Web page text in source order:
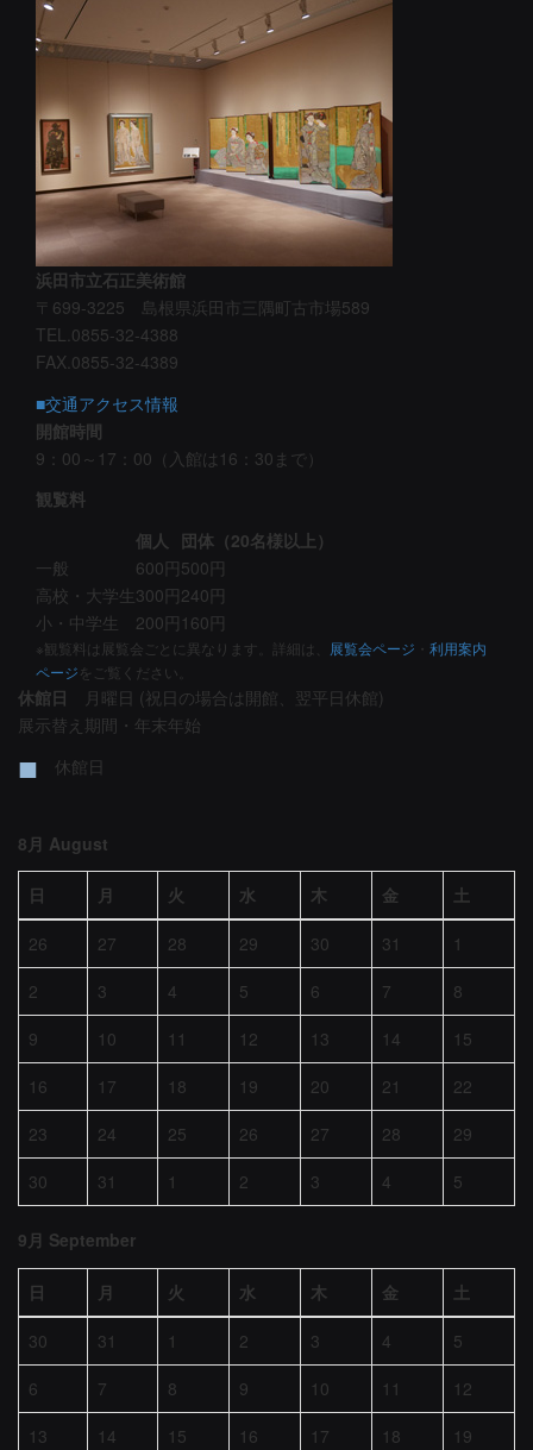
浜田市立石正美術館
〒699-3225 島根県浜田市三隅町古市場589
TEL.0855-32-4388
FAX.0855-32-4389
■交通アクセス情報
開館時間
9：00～17：00（入館は16：30まで）
観覧料
個人
団体（20名様以上）
一般
600円500円
高校・大学生300円240円
小・中学生
200円 160円
※観覧料は展覧会ごとに異なります。詳細は、 展覧会ページ ・ 利用案内
ページをご覧ください。
休館日 月曜日 (祝日の場合は開館、翌平日休館)
展示替え期間・年末年始
■ 休館日
8月 August
日 月 火 水 木 金 土
26 27 28 29 30 31
1
2
3 4 5 6 7
8
9
10 11 12 13 14
15
16
17 18 19 20 21
22
23
24 25 26 27 28
29
30
31 1 2 3 4 5
9月 September
日 月 火 水 木 金 土
30 31 1 2 3 4
5
6
7 8 9 10 11
12
13
14 15 16 17 18
19